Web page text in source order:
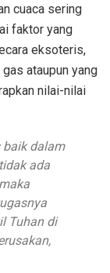
cuaca sering
faktor yang
eksoteris,
ataupun yang
nilai-nilai
baik dalam
ada
Tuhan di